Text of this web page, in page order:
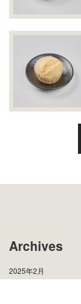
Archives
2025年2月